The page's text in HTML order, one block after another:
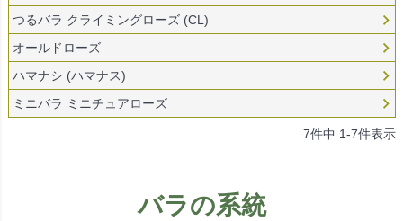
つるバラ クライミングローズ (CL)
オールドローズ
ハマナシ (ハマナス)
ミニバラ ミニチュアローズ
7件中 1-7件表示
バラの系統